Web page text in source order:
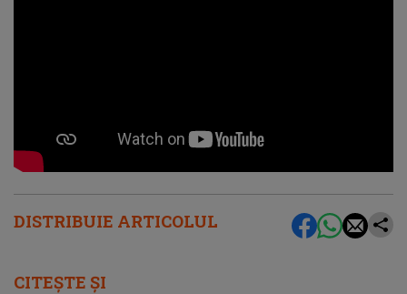
DISTRIBUIE ARTICOLUL
CITEȘTE ȘI